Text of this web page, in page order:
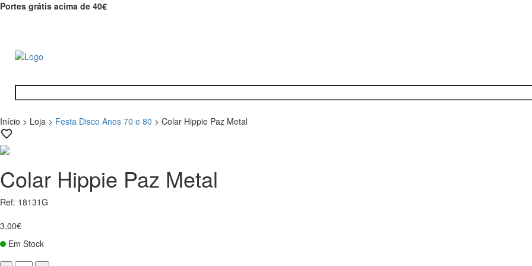
Portes grátis acima de 40€
Início > Loja > Festa Disco Anos 70 e 80 > Colar Hippie Paz Metal
Colar Hippie Paz Metal
Ref: 18131G
3,00€
Em Stock